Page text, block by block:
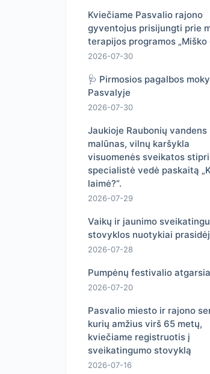
Kviečiame Pasvalio rajono
gyventojus prisijungti prie
terapijos programos „Miško
2026-07-30
🩺 Pirmosios pagalbos
Pasvalyje
2026-07-30
Jaukioje Raubonių vandens
malūnas, vilnų karšykla
visuomenės sveikatos
specialistė vedė paskaitą
laimė?“.
2026-07-29
Vaikų ir jaunimo
stovyklos nuotykiai
2026-07-28
Pumpėnų festivalio
2026-07-20
Pasvalio miesto ir rajono
kurių amžius virš 65 metų,
kviečiame registruotis į
sveikatingumo stovyklą
2026-07-16